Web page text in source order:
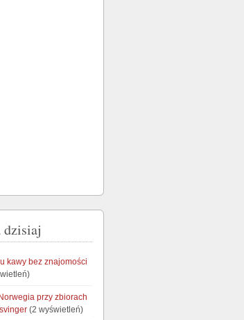
dzisiaj
kawy bez znajomości
przy zbiorach
(2 wyświetleń)